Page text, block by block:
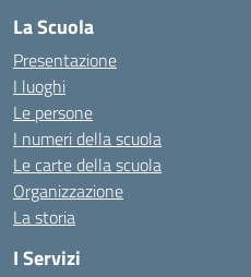
La Scuola
Presentazione
I luoghi
Le persone
I numeri della scuola
Le carte della scuola
Organizzazione
La storia
I Servizi